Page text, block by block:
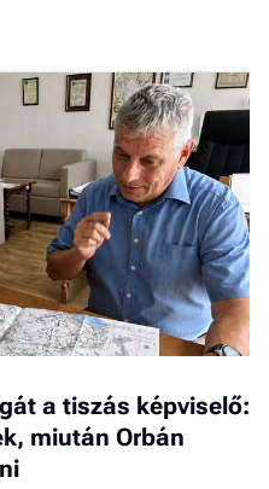
a tiszás képviselő:
miután Orbán